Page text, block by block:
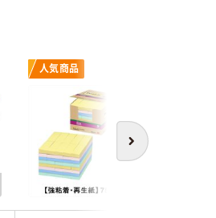
次へ
人気商品